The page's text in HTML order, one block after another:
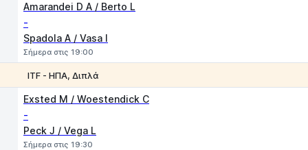
Amarandei D A / Berto L
-
Spadola A / Vasa I
Σήμερα στις 19:00
ITF - ΗΠΑ, Διπλά
Exsted M / Woestendick C
-
Peck J / Vega L
Σήμερα στις 19:30